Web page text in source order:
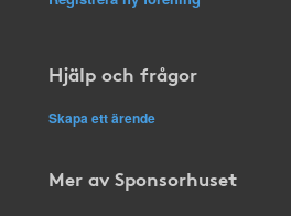
Hjälp och frågor
Skapa ett ärende
Mer av Sponsorhuset